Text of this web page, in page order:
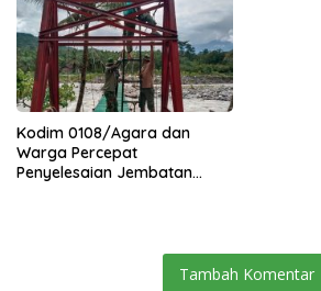
Kodim 0108/Agara dan
Warga Percepat
Penyelesaian Jembatan
Tambah Komentar